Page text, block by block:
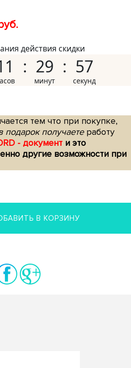
действия скидки
29 56
тем что при покупке,
подарок получаетеработу
- документ и это
другие возможности при
В КОРЗИНУ